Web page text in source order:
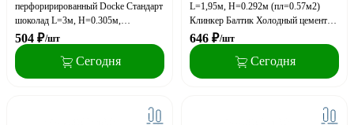
перфорирированный Docke Стандарт
шоколад L=3м, H=0.305м,
(пл=0.93м2)
504 ₽/шт
Сегодня
L=1,95м, H=0.292м (пл=0.57м2)
Клинкер Балтик Холодный цемент
(двойной замок)
646 ₽/шт
Сегодня